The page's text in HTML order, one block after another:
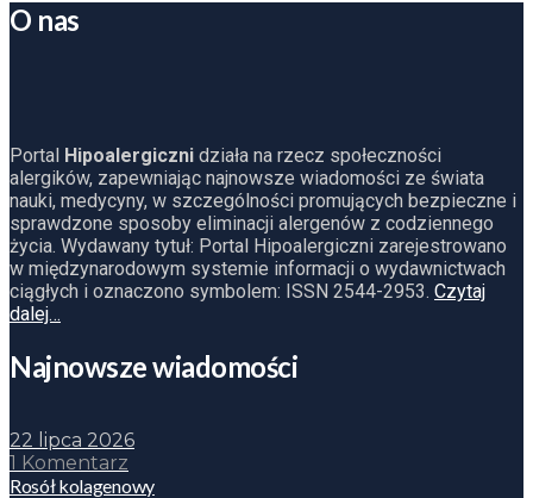
O nas
Portal Hipoalergiczni działa na rzecz społeczności
alergików, zapewniając najnowsze wiadomości ze świata
nauki, medycyny, w szczególności promujących bezpieczne i
sprawdzone sposoby eliminacji alergenów z codziennego
życia. Wydawany tytuł: Portal Hipoalergiczni zarejestrowano
w międzynarodowym systemie informacji o wydawnictwach
ciągłych i oznaczono symbolem: ISSN 2544-2953. Czytaj
dalej…
Najnowsze wiadomości
22 lipca 2026
1 Komentarz
Rosół kolagenowy